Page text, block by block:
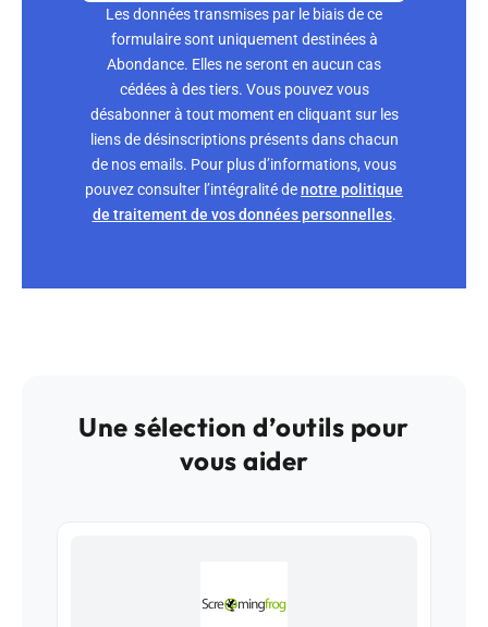
Les données transmises par le biais de ce
formulaire sont uniquement destinées à
Abondance. Elles ne seront en aucun cas
cédées à des tiers. Vous pouvez vous
désabonner à tout moment en cliquant sur les
liens de désinscriptions présents dans chacun
de nos emails. Pour plus d’informations, vous
pouvez consulter l’intégralité denotre politique
de traitement de vos données personnelles.
Une sélection d’outils pour
vous aider